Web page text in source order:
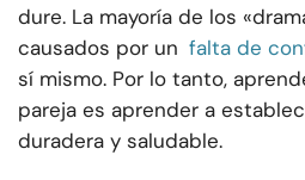
dure. La mayoría de los
causados por un falta de
sí mismo. Por lo tanto,
pareja es aprender a
duradera y saludable.